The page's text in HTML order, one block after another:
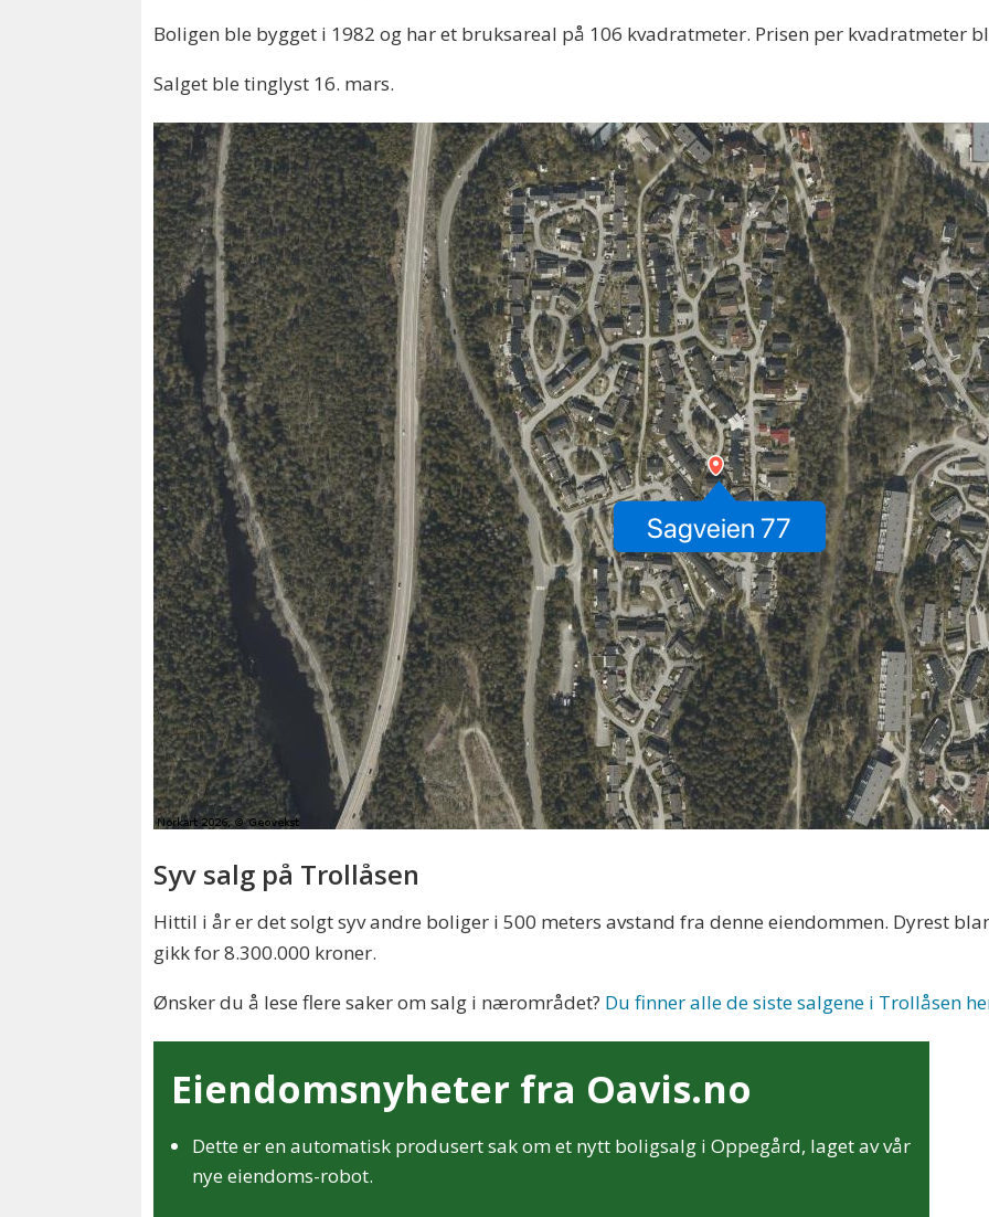
Boligen ble bygget i 1982 og har et bruksareal på 106 kvadratmeter. Prisen per kvadratmeter
Salget ble tinglyst 16. mars.
Syv salg på Trollåsen
Hittil i år er det solgt syv andre boliger i 500 meters avstand fra denne eiendommen. Dyrest
gikk for 8.300.000 kroner.
Ønsker du å lese flere saker om salg i nærområdet? Du finner alle de siste salgene i Trollåsen
Eiendomsnyheter fra Oavis.no
Dette er en automatisk produsert sak om et nytt boligsalg i Oppegård, laget av vår
nye eiendoms-robot.